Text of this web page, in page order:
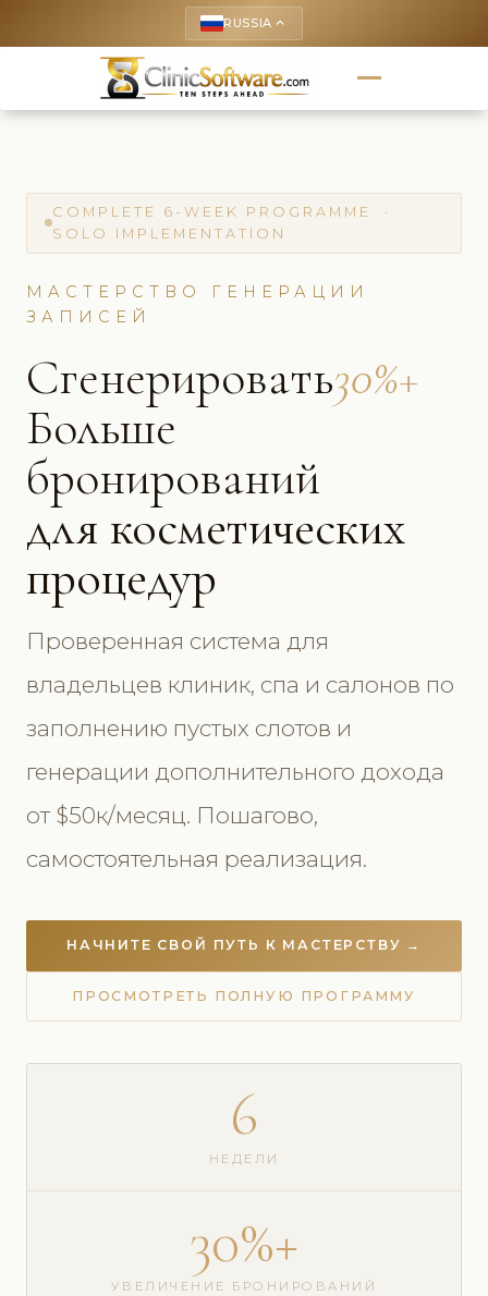
RUSSIA keyboard_arrow_up
COMPLETE 6-WEEK PROGRAMME ·
SOLO IMPLEMENTATION
МАСТЕРСТВО ГЕНЕРАЦИИ
ЗАПИСЕЙ
Сгенерировать30%+
Больше
бронирований
для косметических
процедур
Проверенная система для
владельцев клиник, спа и салонов по
заполнению пустых слотов и
генерации дополнительного дохода
от $50к/месяц. Пошагово,
самостоятельная реализация.
НАЧНИТЕ СВОЙ ПУТЬ К МАСТЕРСТВУ →
ПРОСМОТРЕТЬ ПОЛНУЮ ПРОГРАММУ
6
НЕДЕЛИ
30%+
УВЕЛИЧЕНИЕ БРОНИРОВАНИЙ